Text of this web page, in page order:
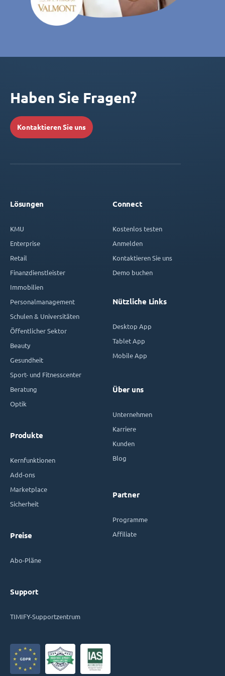
Haben Sie Fragen?
Kontaktieren Sie uns
Lösungen
KMU
Enterprise
Retail
Finanzdienstleister
Immobilien
Personalmanagement
Schulen & Universitäten
Öffentlicher Sektor
Beauty
Gesundheit
Sport- und Fitnesscenter
Beratung
Optik
Produkte
Kernfunktionen
Add-ons
Marketplace
Sicherheit
Preise
Abo-Pläne
Support
TIMIFY-Supportzentrum
Connect
Kostenlos testen
Anmelden
Kontaktieren Sie uns
Demo buchen
Nützliche Links
Desktop App
Tablet App
Mobile App
Über uns
Unternehmen
Karriere
Kunden
Blog
Partner
Programme
Affiliate